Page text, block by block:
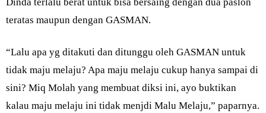
teratas maupun dengan GASMAN.
“Lalu apa yg ditakuti dan ditunggu oleh GASMAN untuk
tidak maju melaju? Apa maju melaju cukup hanya sampai di
sini? Miq Molah yang membuat diksi ini, ayo buktikan
kalau maju melaju ini tidak menjdi Malu Melaju,” paparnya.